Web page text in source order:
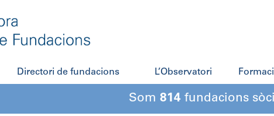
Directori de fundacions L’Observatori
Som 814 fundacions